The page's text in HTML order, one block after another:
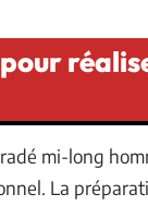
mi-long
La